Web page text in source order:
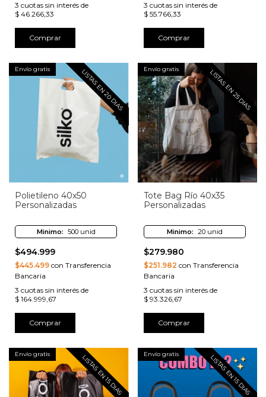
3 cuotas sin interés de
$ 46.266,33
Comprar
3 cuotas sin interés de
$ 55.766,33
Comprar
Envío gratis LISTAS EN 20 DIAS
Polietileno 40x50
Personalizadas
Minimo: 500 unid
$494.999
$445.499 con Transferencia
Bancaria
3 cuotas sin interés de
$ 164.999,67
Comprar
Envío gratis LISTAS EN 25 DIAS
Tote Bag Río 40x35
Personalizadas
Minimo: 20 unid
$279.980
$251.982 con Transferencia
Bancaria
3 cuotas sin interés de
$ 93.326,67
Comprar
Envío gratis LISTAS EN 15 DIAS Envío gratis LISTAS EN 15 DIAS